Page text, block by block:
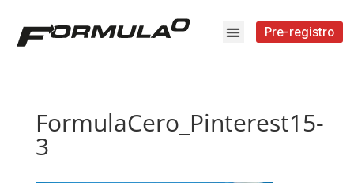
Pre-registro
FormulaCero_Pinterest15-
3